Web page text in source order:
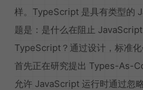
样。TypeScript 是具有类型的
题是：是什么在阻止
TypeScript？通过设计，标准
首先正在研究提出 Types-As-
允许 JavaScript 运行时通过忽